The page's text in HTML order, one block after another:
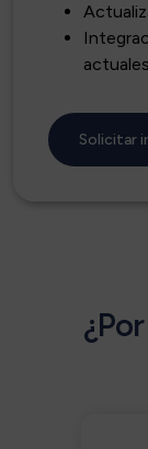
Solicitar